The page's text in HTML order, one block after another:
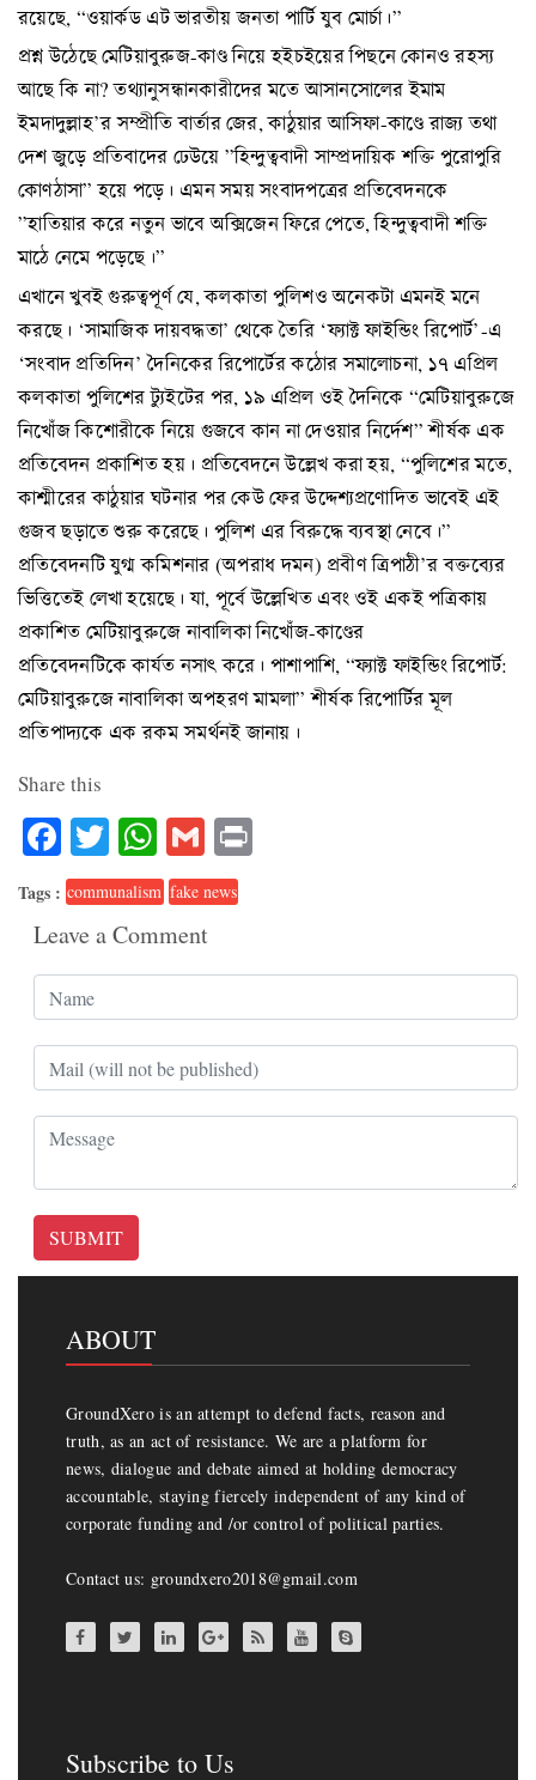
রয়েছে, “ওয়ার্কড এট ভারতীয় জনতা পার্টি যুব মোর্চা।”
প্রশ্ন উঠেছে মেটিয়াবুরুজ-কাণ্ড নিয়ে হইচইয়ের পিছনে কোনও রহস্য
আছে কি না? তথ্যানুসন্ধানকারীদের মতে আসানসোলের ইমাম
ইমদাদুল্লাহ’র সম্প্রীতি বার্তার জের, কাঠুয়ার আসিফা-কাণ্ডে রাজ্য তথা
দেশ জুড়ে প্রতিবাদের ঢেউয়ে ”হিন্দুত্ববাদী সাম্প্রদায়িক শক্তি পুরোপুরি
কোণঠাসা” হয়ে পড়ে। এমন সময় সংবাদপত্রের প্রতিবেদনকে
”হাতিয়ার করে নতুন ভাবে অক্সিজেন ফিরে পেতে, হিন্দুত্ববাদী শক্তি
মাঠে নেমে পড়েছে।”
এখানে খুবই গুরুত্বপূর্ণ যে, কলকাতা পুলিশও অনেকটা এমনই মনে
করছে। ‘সামাজিক দায়বদ্ধতা’ থেকে তৈরি ‘ফ্যাক্ট ফাইন্ডিং রিপোর্ট’-এ
‘সংবাদ প্রতিদিন’ দৈনিকের রিপোর্টের কঠোর সমালোচনা, ১৭ এপ্রিল
কলকাতা পুলিশের ট্যুইটের পর, ১৯ এপ্রিল ওই দৈনিকে “মেটিয়াবুরুজে
নিখোঁজ কিশোরীকে নিয়ে গুজবে কান না দেওয়ার নির্দেশ” শীর্ষক এক
প্রতিবেদন প্রকাশিত হয়। প্রতিবেদনে উল্লেখ করা হয়, “পুলিশের মতে,
কাশ্মীরের কাঠুয়ার ঘটনার পর কেউ ফের উদ্দেশ্যপ্রণোদিত ভাবেই এই
গুজব ছড়াতে শুরু করেছে। পুলিশ এর বিরুদ্ধে ব্যবস্থা নেবে।”
প্রতিবেদনটি যুগ্ম কমিশনার (অপরাধ দমন) প্রবীণ ত্রিপাঠী’র বক্তব্যের
ভিত্তিতেই লেখা হয়েছে। যা, পূর্বে উল্লেখিত এবং ওই একই পত্রিকায়
প্রকাশিত মেটিয়াবুরুজে নাবালিকা নিখোঁজ-কাণ্ডের
প্রতিবেদনটিকে কার্যত নসাৎ করে। পাশাপাশি, “ফ্যাক্ট ফাইন্ডিং রিপোর্ট:
মেটিয়াবুরুজে নাবালিকা অপহরণ মামলা” শীর্ষক রিপোর্টির মূল
প্রতিপাদ্যকে এক রকম সমর্থনই জানায়।
Share this
Facebook
TwitterWhatsApp
Gmail
Tags : communalism fake news
Leave a Comment
SUBMIT
ABOUT
GroundXero is an attempt to defend facts, reason and
truth, as an act of resistance. We are a platform for
news, dialogue and debate aimed at holding democracy
accountable, staying fiercely independent of any kind of
corporate funding and /or control of political parties.
Contact us: groundxero2018@gmail.com
Subscribe to Us